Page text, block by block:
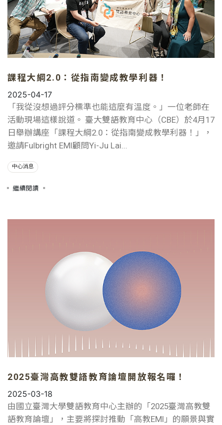
課程大綱2.0：從指南變成教學利器！
2025-04-17
「我從沒想過評分標準也能這麼有溫度。」一位老師在
活動現場這樣說道。 臺大雙語教育中心（CBE）於4月17
日舉辦講座「課程大綱2.0：從指南變成教學利器！」，
邀請Fulbright EMI顧問Yi-Ju Lai...
中心消息
繼續閱讀
2025臺灣高教雙語教育論壇開放報名囉！
2025-03-18
由國立臺灣大學雙語教育中心主辦的「2025臺灣高教雙
語教育論壇」，主要將探討推動「高教EMI」的願景與實